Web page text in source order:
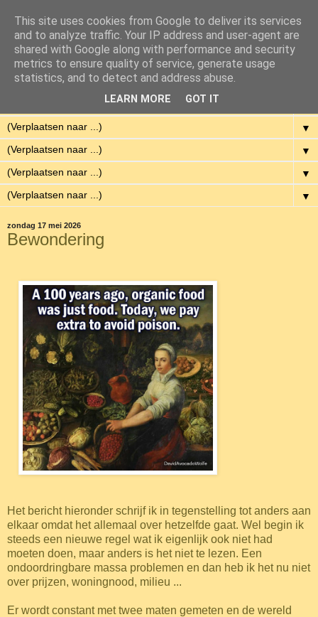
Eenvoudig Gelukkig
Met weinig middelen een hoge kwaliteit van leven hebben.
▼
▼
▼
▼
zondag 17 mei 2026
Bewondering
Het bericht hieronder schrijf ik in tegenstelling tot anders aan
elkaar omdat het allemaal over hetzelfde gaat. Wel begin ik
steeds een nieuwe regel wat ik eigenlijk ook niet had
moeten doen, maar anders is het niet te lezen. Een
ondoordringbare massa problemen en dan heb ik het nu niet
over prijzen, woningnood, milieu ...
Er wordt constant met twee maten gemeten en de wereld
This site uses cookies from Google to deliver its services
and to analyze traffic. Your IP address and user-agent are
shared with Google along with performance and security
metrics to ensure quality of service, generate usage
statistics, and to detect and address abuse.
LEARN MORE GOT IT